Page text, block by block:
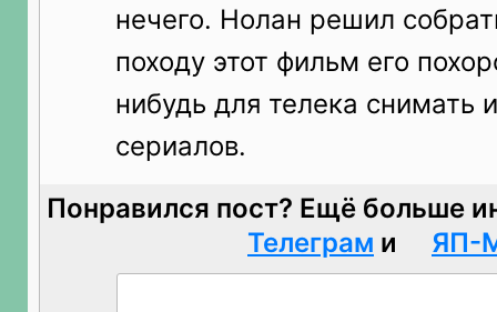
нечего. Нолан решил
походу этот фильм его
нибудь для телека снимать
сериалов.
Понравился пост? Ещё больше
Телеграм и ЯП-